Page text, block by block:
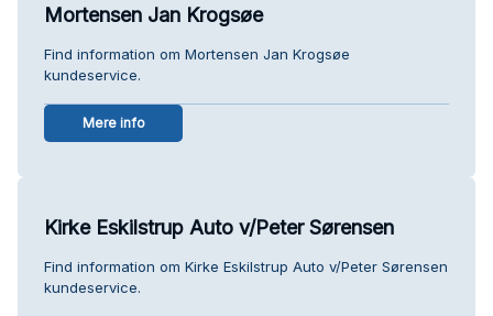
Mortensen Jan Krogsøe
Find information om Mortensen Jan Krogsøe
kundeservice.
Mere info
Kirke Eskilstrup Auto v/Peter Sørensen
Find information om Kirke Eskilstrup Auto v/Peter Sørensen
kundeservice.